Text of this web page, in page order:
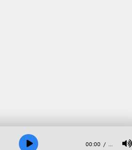
00:00